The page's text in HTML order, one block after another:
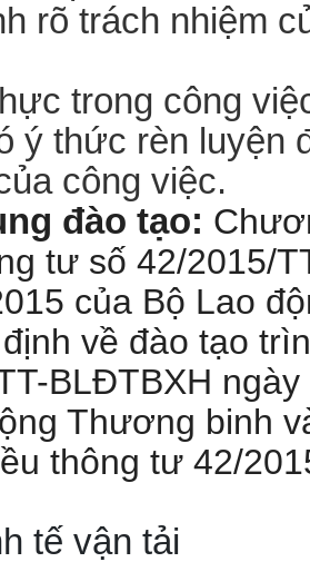
rõ trách nhiệm
trong công
ý thức rèn luyện
công việc.
đào tạo:
tư số 42/2015/
của Bộ Lao
về đào tạo
BLĐTBXH
Thương binh
thông tư 42/
tế vận tải